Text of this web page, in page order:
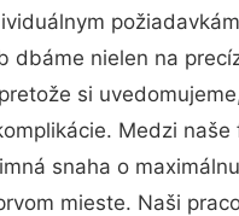
dbáme nielen na
si
Medzi naše
snaha o maximálnu
mieste. Naši